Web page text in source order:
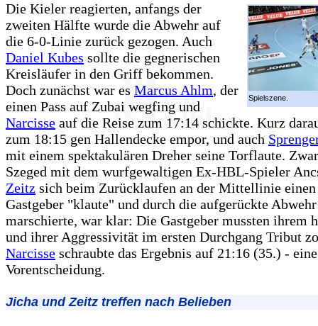
Spielszene.
Die Kieler reagierten, anfangs der
zweiten Hälfte wurde die Abwehr auf
die 6-0-Linie zurück gezogen. Auch
Daniel Kubes sollte die gegnerischen
Kreisläufer in den Griff bekommen.
Doch zunächst war es Marcus Ahlm, der
einen Pass auf Zubai wegfing und
Narcisse auf die Reise zum 17:14 schickte. Kurz
zum 18:15 gen Hallendecke empor, und auch
mit einem spektakulären Dreher seine Torflaute.
Szeged mit dem wurfgewaltigen Ex-HBL-Spieler
Zeitz sich beim Zurücklaufen an der Mittellinie einen
Gastgeber "klaute" und durch die aufgerückte
marschierte, war klar: Die Gastgeber mussten ihrem
und ihrer Aggressivität im ersten Durchgang Tribut
Narcisse schraubte das Ergebnis auf 21:16 (35.) - eine
Vorentscheidung.
Jicha und Zeitz treffen nach Belieben